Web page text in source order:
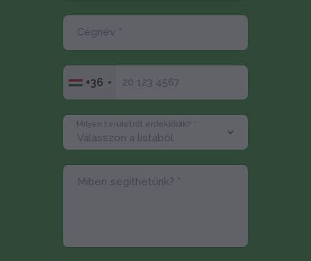
Cégnév *
+36
Milyen területről érdeklődik? *
Miben segíthetünk? *